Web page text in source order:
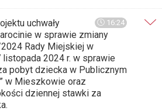
16:24
uchwały
w sprawie zmiany
Rady Miejskiej w
2024 r. w sprawie
pobyt dziecka w Publicznym
w Mieszkowie oraz
dziennej stawki za